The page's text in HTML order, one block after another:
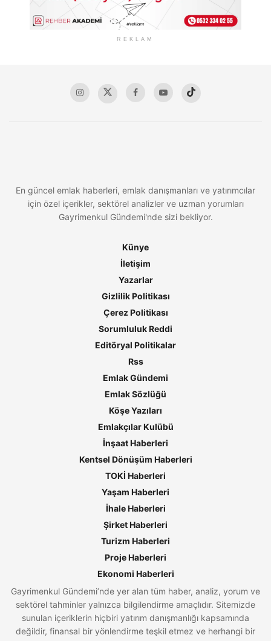
REKLAM
En güncel emlak haberleri, emlak danışmanları ve yatırımcılar
için özel içerikler, sektörel analizler ve uzman yorumları
Gayrimenkul Gündemi'nde sizi bekliyor.
Künye
İletişim
Yazarlar
Gizlilik Politikası
Çerez Politikası
Sorumluluk Reddi
Editöryal Politikalar
Rss
Emlak Gündemi
Emlak Sözlüğü
Köşe Yazıları
Emlakçılar Kulübü
İnşaat Haberleri
Kentsel Dönüşüm Haberleri
TOKİ Haberleri
Yaşam Haberleri
İhale Haberleri
Şirket Haberleri
Turizm Haberleri
Proje Haberleri
Ekonomi Haberleri
Gayrimenkul Gündemi’nde yer alan tüm haber, analiz, yorum ve
sektörel tahminler yalnızca bilgilendirme amaçlıdır. Sitemizde
sunulan içeriklerin hiçbiri yatırım danışmanlığı kapsamında
değildir, finansal bir yönlendirme teşkil etmez ve herhangi bir